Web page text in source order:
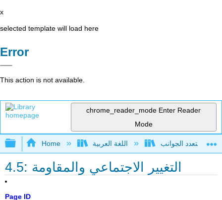
x
selected template will load here
Error
This action is not available.
chrome_reader_mode Enter Reader
Mode
Expand/collapse global hierarchy
Home
4.5: التغيير الاجتماعي والمقاومة
Page ID